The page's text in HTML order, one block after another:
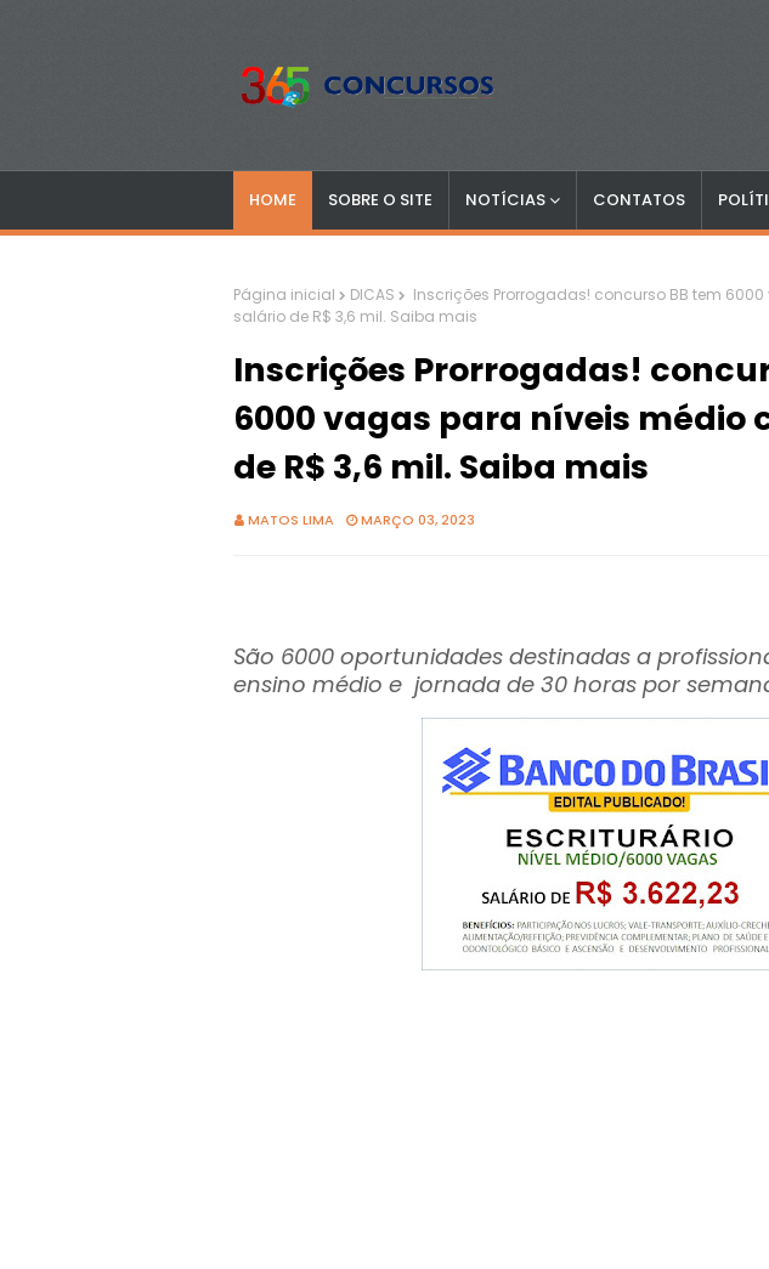
HOME SOBRE O SITE NOTÍCIAS CONTATOS
Página inicial DICAS
Inscrições Prorrogadas! concurso BB tem
salário de R$ 3,6 mil. Saiba mais
Inscrições Prorrogadas!
6000 vagas para níveis médio
de R$ 3,6 mil. Saiba mais
MATOS LIMA MARÇO 03, 2023
São 6000 oportunidades destinadas a
ensino médio e jornada de 30 horas por